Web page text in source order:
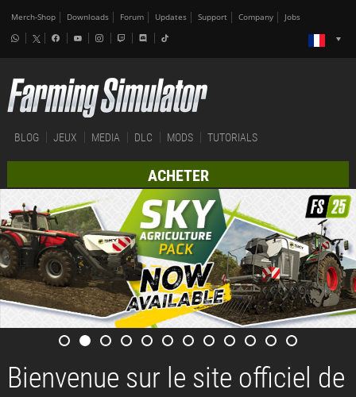
Merch-Shop Downloads Forum Updates Support Company Jobs
BLOG JEUX MEDIA DLC MODS TUTORIALS
ACHETER
Bienvenue sur le site officiel de